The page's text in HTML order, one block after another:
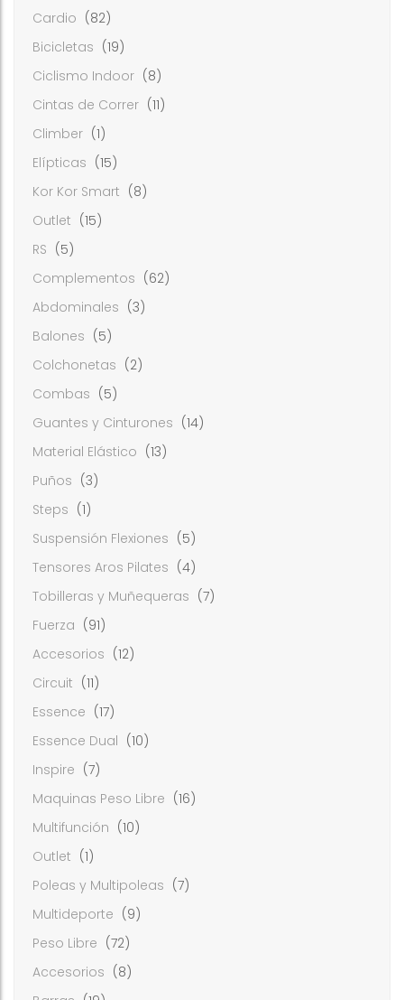
Cardio (82)
Bicicletas (19)
Ciclismo Indoor (8)
Cintas de Correr (11)
Climber (1)
Elípticas (15)
Kor Kor Smart (8)
Outlet (15)
RS (5)
Complementos (62)
Abdominales (3)
Balones (5)
Colchonetas (2)
Combas (5)
Guantes y Cinturones (14)
Material Elástico (13)
Puños (3)
Steps (1)
Suspensión Flexiones (5)
Tensores Aros Pilates (4)
Tobilleras y Muñequeras (7)
Fuerza (91)
Accesorios (12)
Circuit (11)
Essence (17)
Essence Dual (10)
Inspire (7)
Maquinas Peso Libre (16)
Multifunción (10)
Outlet (1)
Poleas y Multipoleas (7)
Multideporte (9)
Peso Libre (72)
Accesorios (8)